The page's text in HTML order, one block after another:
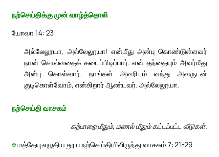
நற்செய்திக்கு முன் வாழ்த்தொலி
யோவா 14: 23
அல்லேலூயா, அல்லேலூயா! என்மீது அன்பு கொண்டுள்ளவர்
நான் சொல்வதைக் கடைப்பிடிப்பார். என் தந்தையும் அவர்மீது
அன்பு கொள்வார். நாங்கள் அவரிடம் வந்து அவருடன்
குடிகொள்வோம், என்கிறார் ஆண்டவர். அல்லேலூயா.
நற்செய்தி வாசகம்
கற்பாறை மீதும், மணல் மீதும் கட்டப்பட்ட வீடுகள்.
✠மத்தேயு எழுதிய தூய நற்செய்தியிலிருந்து வாசகம் 7: 21-29